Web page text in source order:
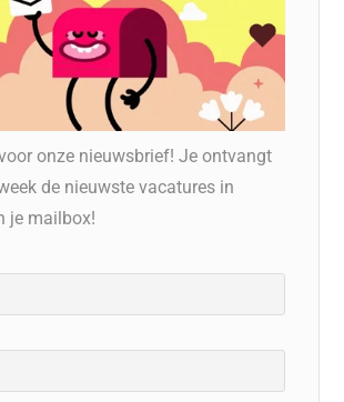
onze nieuwsbrief! Je ontvangt
de nieuwste vacatures in
je mailbox!